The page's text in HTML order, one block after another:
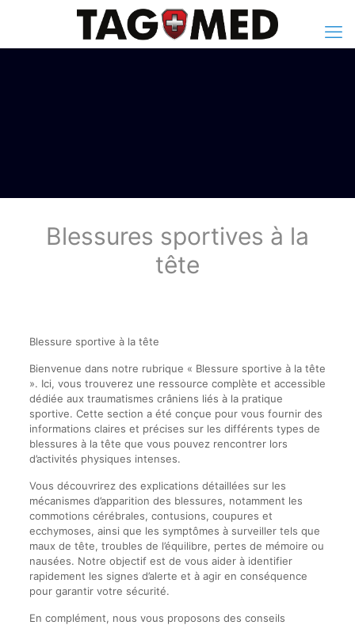
Blessures sportives à la
tête
Blessure sportive à la tête
Bienvenue dans notre rubrique « Blessure sportive à la tête
». Ici, vous trouverez une ressource complète et accessible
dédiée aux traumatismes crâniens liés à la pratique
sportive. Cette section a été conçue pour vous fournir des
informations claires et précises sur les différents types de
blessures à la tête que vous pouvez rencontrer lors
d’activités physiques intenses.
Vous découvrirez des explications détaillées sur les
mécanismes d’apparition des blessures, notamment les
commotions cérébrales, contusions, coupures et
ecchymoses, ainsi que les symptômes à surveiller tels que
maux de tête, troubles de l’équilibre, pertes de mémoire ou
nausées. Notre objectif est de vous aider à identifier
rapidement les signes d’alerte et à agir en conséquence
pour garantir votre sécurité.
En complément, nous vous proposons des conseils